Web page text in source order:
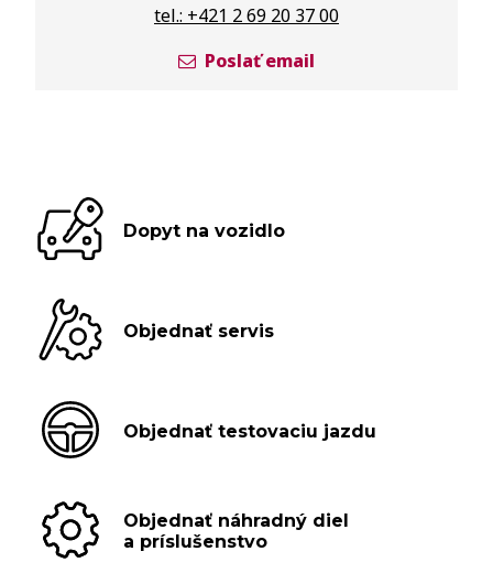
tel.: +421 2 69 20 37 00
Poslať email
Dopyt na vozidlo
Objednať servis
Objednať testovaciu jazdu
Objednať náhradný diel
a príslušenstvo